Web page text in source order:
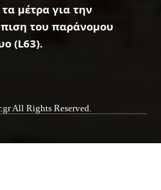
μέτρα για την
του παράνομου
(L63).
All Rights Reserved.